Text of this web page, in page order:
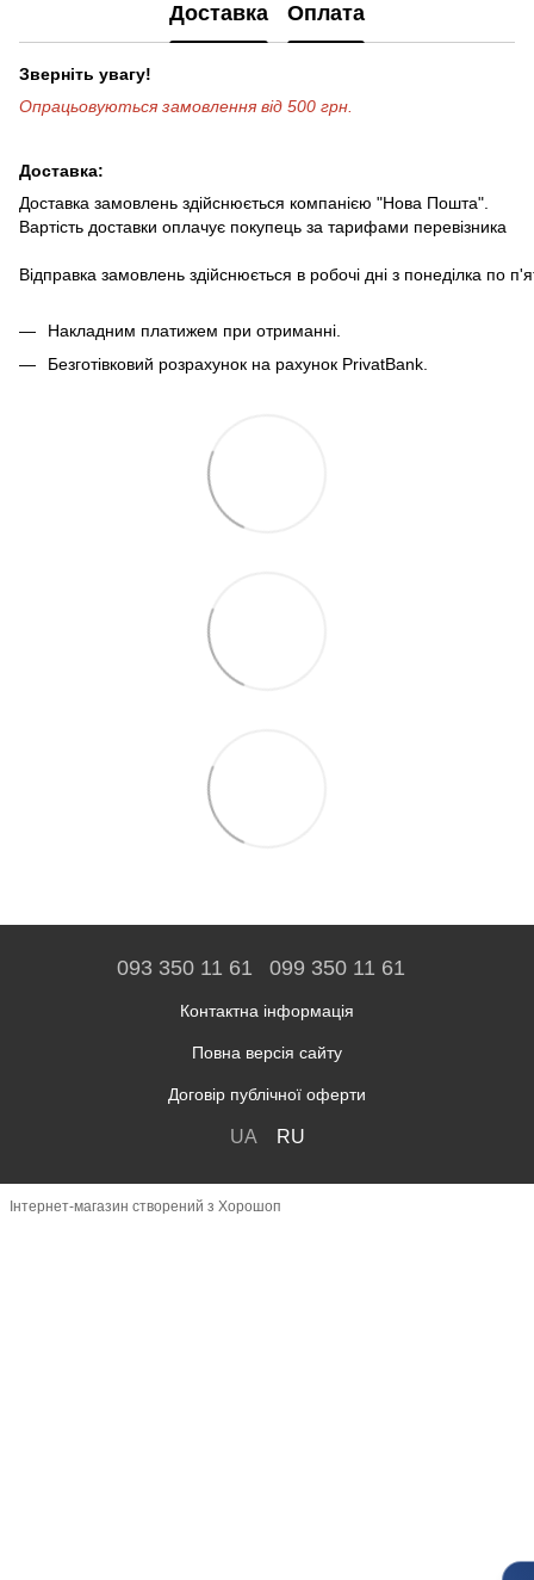
Доставка Оплата
Зверніть увагу!
Опрацьовуються замовлення від 500 грн.
Доставка:
Доставка замовлень здійснюється компанією "Нова Пошта".
Вартість доставки оплачує покупець за тарифами перевізника
Відправка замовлень здійснюється в робочі дні з понеділка по
Накладним платижем при отриманні.
Безготівковий розрахунок на рахунок PrivatBank.
093 350 11 61 099 350 11 61
Контактна інформація
Повна версія сайту
Договір публічної оферти
UA RU
Інтернет-магазин створений з Хорошоп